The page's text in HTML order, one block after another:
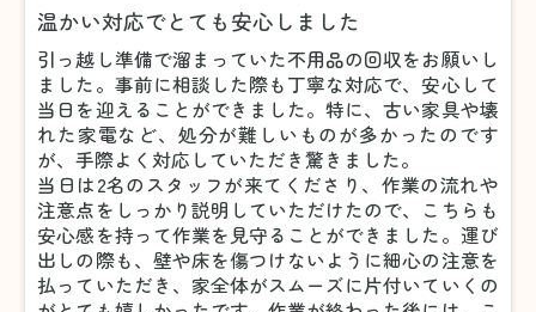
温かい対応でとても安心しました
引っ越し準備で溜まっていた不用品の回収をお願いし
ました。事前に相談した際も丁寧な対応で、安心して
当日を迎えることができました。特に、古い家具や壊
れた家電など、処分が難しいものが多かったのです
が、手際よく対応していただき驚きました。
当日は2名のスタッフが来てくださり、作業の流れや
注意点をしっかり説明していただけたので、こちらも
安心感を持って作業を見守ることができました。運び
出しの際も、壁や床を傷つけないように細心の注意を
払っていただき、家全体がスムーズに片付いていくの